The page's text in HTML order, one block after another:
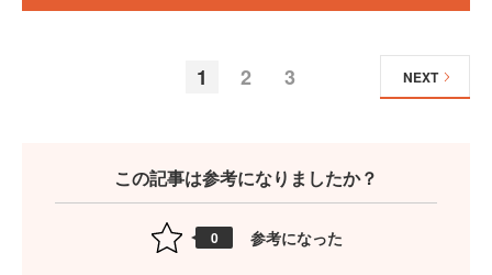
1 2 3 NEXT
この記事は参考になりましたか？
0 参考になった